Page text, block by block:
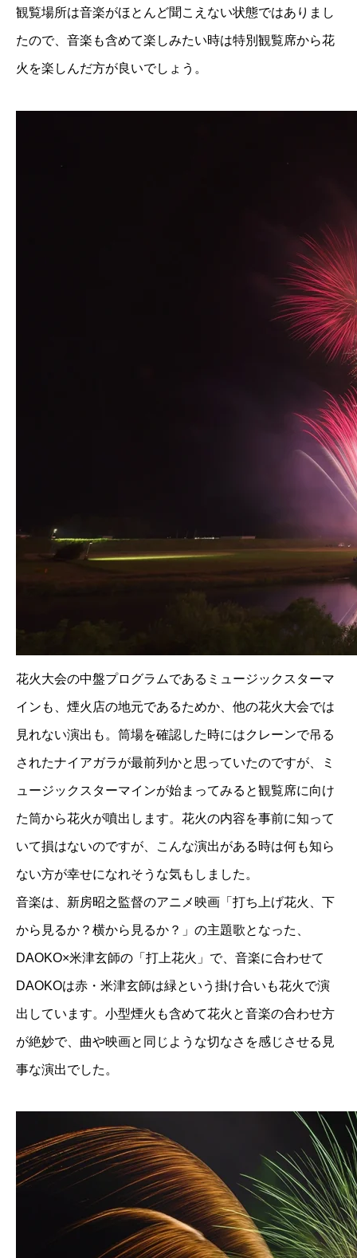
観覧場所は音楽がほとんど聞こえない状態ではありまし
たので、音楽も含めて楽しみたい時は特別観覧席から花
火を楽しんだ方が良いでしょう。
花火大会の中盤プログラムであるミュージックスターマ
インも、煙火店の地元であるためか、他の花火大会では
見れない演出も。筒場を確認した時にはクレーンで吊る
されたナイアガラが最前列かと思っていたのですが、ミ
ュージックスターマインが始まってみると観覧席に向け
た筒から花火が噴出します。花火の内容を事前に知って
いて損はないのですが、こんな演出がある時は何も知ら
ない方が幸せになれそうな気もしました。
音楽は、新房昭之監督のアニメ映画「打ち上げ花火、下
から見るか？横から見るか？」の主題歌となった、
DAOKO×米津玄師の「打上花火」で、音楽に合わせて
DAOKOは赤・米津玄師は緑という掛け合いも花火で演
出しています。小型煙火も含めて花火と音楽の合わせ方
が絶妙で、曲や映画と同じような切なさを感じさせる見
事な演出でした。